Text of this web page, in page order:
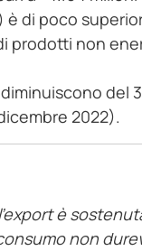
di poco
prodotti non
del
2022).
è
non